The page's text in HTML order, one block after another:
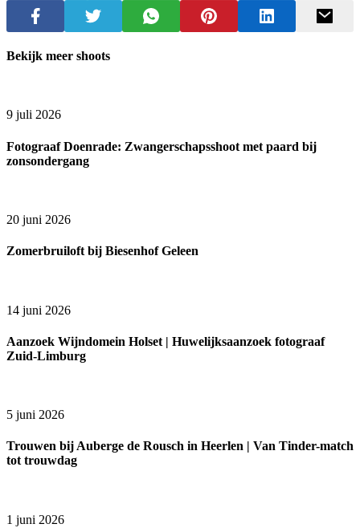
Bekijk meer shoots
9 juli 2026
Fotograaf Doenrade: Zwangerschapsshoot met paard bij
zonsondergang
20 juni 2026
Zomerbruiloft bij Biesenhof Geleen
14 juni 2026
Aanzoek Wijndomein Holset | Huwelijksaanzoek fotograaf
Zuid-Limburg
5 juni 2026
Trouwen bij Auberge de Rousch in Heerlen | Van Tinder-match
tot trouwdag
1 juni 2026